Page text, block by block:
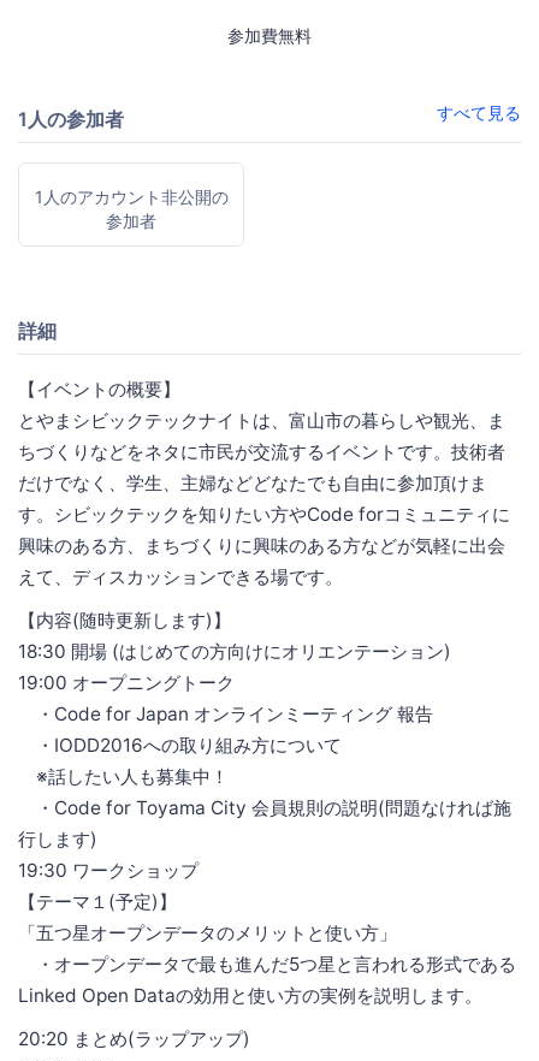
参加費無料
1人の参加者 すべて見る
1人のアカウント非公開の
参加者
詳細
【イベントの概要】
とやまシビックテックナイトは、富山市の暮らしや観光、ま
ちづくりなどをネタに市民が交流するイベントです。技術者
だけでなく、学生、主婦などどなたでも自由に参加頂けま
す。シビックテックを知りたい方やCode forコミュニティに
興味のある方、まちづくりに興味のある方などが気軽に出会
えて、ディスカッションできる場です。
【内容(随時更新します)】
18:30 開場 (はじめての方向けにオリエンテーション)
19:00 オープニングトーク
・Code for Japan オンラインミーティング 報告
・IODD2016への取り組み方について
※話したい人も募集中！
・Code for Toyama City 会員規則の説明(問題なければ施
行します)
19:30 ワークショップ
【テーマ１(予定)】
「五つ星オープンデータのメリットと使い方」
・オープンデータで最も進んだ5つ星と言われる形式である
Linked Open Dataの効用と使い方の実例を説明します。
20:20 まとめ(ラップアップ)